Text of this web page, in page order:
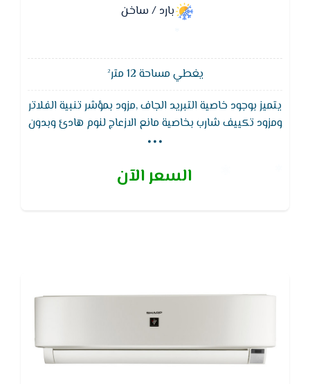
بارد / ساخن
يغطي مساحة 12 متر²
يتميز بوجود خاصية التبريد الجاف ,مزود بمؤشر تنبية الفلاتر
ومزود تكييف شارب بخاصية مانع الازعاج لنوم هادئ وبدون
ازعاج تماما,يقوم تكييف شارب العربى بتجديد تصميم
جميل ومتناسق ويتماشى مع الديكورات الحديثة .
...
السعر الآن